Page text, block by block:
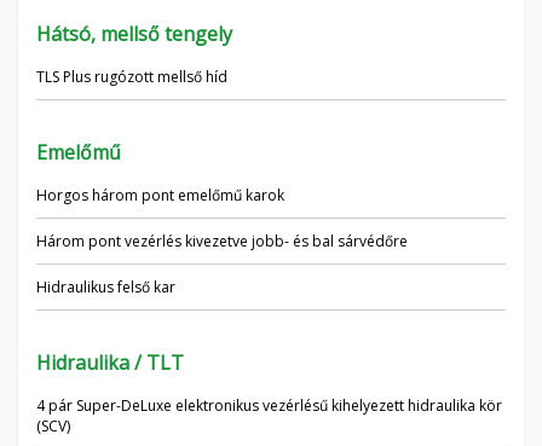
Hátsó, mellső tengely
TLS Plus rugózott mellső híd
Emelőmű
Horgos három pont emelőmű karok
Három pont vezérlés kivezetve jobb- és bal sárvédőre
Hidraulikus felső kar
Hidraulika / TLT
4 pár Super-DeLuxe elektronikus vezérlésű kihelyezett hidraulika kör
(SCV)